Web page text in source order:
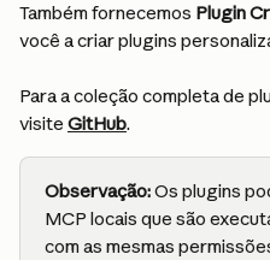
Também fornecemos Plugin
você a criar plugins
Para a coleção completa de
visite GitHub.
Observação: Os plugins
MCP locais que são
com as mesmas